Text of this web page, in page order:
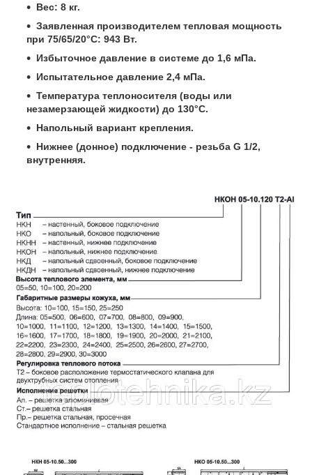
Вес: 8 кг.
Заявленная производителем тепловая мощность
при 75/65/20°C: 943 Вт.
Избыточное давление в системе до 1,6 мПа.
Испытательное давление 2,4 мПа.
Температура теплоносителя (воды или
незамерзающей жидкости) до 130°C.
Напольный вариант крепления.
Нижнее (донное) подключение - резьба G 1/2,
внутренняя.